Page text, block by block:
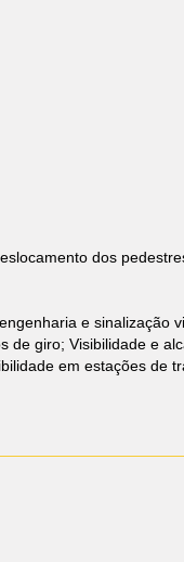
dos
e sinalização
de giro; Visibilidade e
em estações de